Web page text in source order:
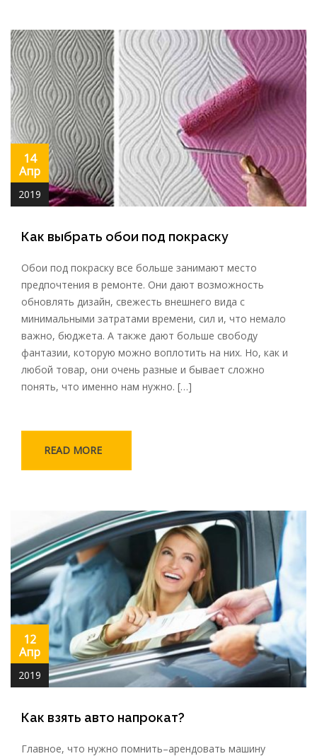
14
Апр
2019
Как выбрать обои под покраску
Обои под покраску все больше занимают место
предпочтения в ремонте. Они дают возможность
обновлять дизайн, свежесть внешнего вида с
минимальными затратами времени, сил и, что немало
важно, бюджета. А также дают больше свободу
фантазии, которую можно воплотить на них. Но, как и
любой товар, они очень разные и бывает сложно
понять, что именно нам нужно. […]
READ MORE
12
Апр
2019
Как взять авто напрокат?
Главное, что нужно помнить–арендовать машину